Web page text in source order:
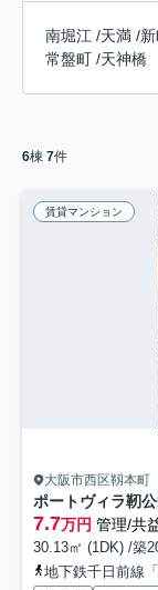
南堀江 /天満 /
常盤町 /天神橋
6棟 7件
賃貸マンション
大阪市西区靱本町
ポートヴィラ靭公
7.7万円 管理/共
30.13㎡ (1DK) /築
地下鉄千日前線